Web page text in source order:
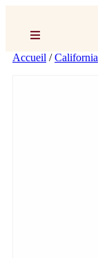
Accueil /California